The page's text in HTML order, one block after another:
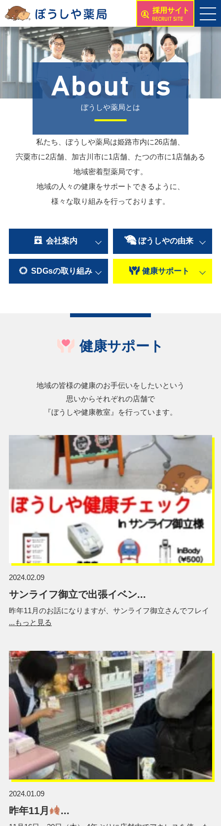
採用サイト
ぼうしや薬局とは
私たち、ぼうしや薬局は姫路市内に26店舗、
宍粟市に2店舗、加古川市に1店舗、たつの市に1店舗ある
地域密着型薬局です。
地域の人々の健康をサポートできるように、
様々な取り組みを行っております。
会社案内 ぼうしやの由来
SDGsの取り組み 健康サポート
健康サポート
地域の皆様の健康のお手伝いをしたいという
思いからそれぞれの店舗で
『ぼうしや健康教室』を行っています。
2024.02.09
サンライフ御立で出張イベン...
昨年11月のお話になりますが、サンライフ御立さんでフレイ
...もっと見る
2024.01.09
昨年11月 ...